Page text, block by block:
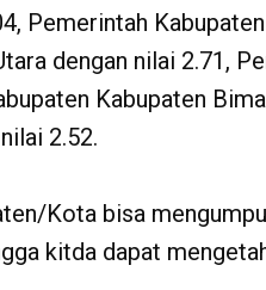
Pemerintah
dengan nilai 2.71,
Kabupaten
2.52.
Kota bisa
kitda dapat